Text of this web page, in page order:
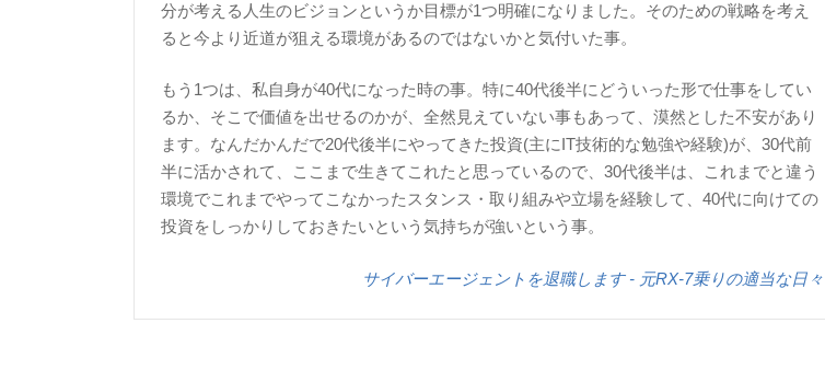
分が考える人生のビジョンというか目標が1つ明確になりました。そのための戦略を考え
ると今より近道が狙える環境があるのではないかと気付いた事。
もう1つは、私自身が40代になった時の事。特に40代後半にどういった形で仕事をしてい
るか、そこで価値を出せるのかが、全然見えていない事もあって、漠然とした不安があり
ます。なんだかんだで20代後半にやってきた投資(主にIT技術的な勉強や経験)が、30代前
半に活かされて、ここまで生きてこれたと思っているので、30代後半は、これまでと違う
環境でこれまでやってこなかったスタンス・取り組みや立場を経験して、40代に向けての
投資をしっかりしておきたいという気持ちが強いという事。
サイバーエージェントを退職します - 元RX-7乗りの適当な日々